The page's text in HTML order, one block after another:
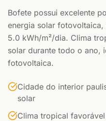
Bofete possui excelente
energia solar
5.0 kWh/m²/dia. Clima
solar durante todo o ano,
fotovoltaica.
Cidade do interior
solar
Clima tropical